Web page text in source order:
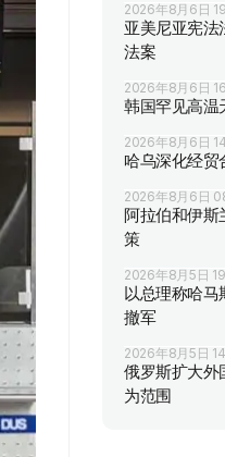
2026年8月6日
亚美尼亚宪
法案
2026年8月6日
韩国罕见高
2026年8月6日
哈乌深化经贸
2026年8月6日
阿拉伯和伊斯
策
2026年8月5日
以总理称哈马
撤军
2026年8月5日
俄罗斯扩大外
为范围